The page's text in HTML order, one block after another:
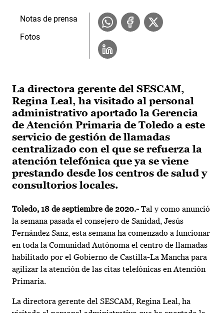
La directora gerente del SESCAM,
Regina Leal, ha visitado al personal
administrativo aportado la Gerencia
de Atención Primaria de Toledo a este
servicio de gestión de llamadas
centralizado con el que se refuerza la
atención telefónica que ya se viene
prestando desde los centros de salud y
consultorios locales.
Toledo, 18 de septiembre de 2020.- Tal y como anunció
la semana pasada el consejero de Sanidad, Jesús
Fernández Sanz, esta semana ha comenzado a funcionar
en toda la Comunidad Autónoma el centro de llamadas
habilitado por el Gobierno de Castilla-La Mancha para
agilizar la atención de las citas telefónicas en Atención
Primaria.
La directora gerente del SESCAM, Regina Leal, ha
Notas de prensa
Fotos